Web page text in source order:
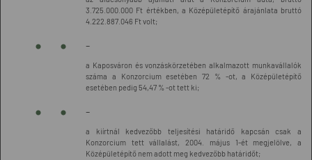
3.725.000.000 Ft értékben, a Középületépítő árajánlata bruttó
4.222.887.046 Ft volt;
-
a Kaposváron és vonzáskörzetében alkalmazott munkavállalók
száma a Konzorcium esetében 72 % -ot, a Középületépítő
esetében pedig 54,47 % -ot tett ki;
-
a kiírtnál kedvezőbb teljesítési határidő kapcsán csak a
Konzorcium tett vállalást, 2004. május 1-ét megjelölve, a
Középületépítő nem adott meg kedvezőbb határidőt;